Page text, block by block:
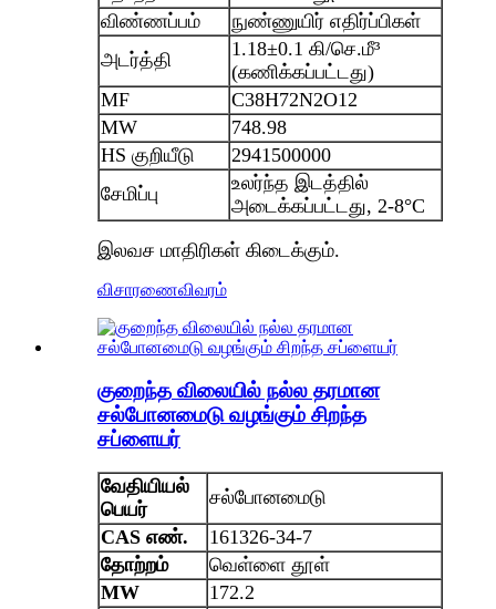
விண்ணப்பம்
நுண்ணுயிர் எதிர்ப்பிகள்
அடர்த்தி
1.18±0.1 கி/செ.மீ³
(கணிக்கப்பட்டது)
MF
C38H72N2O12
MW
748.98
HS குறியீடு
2941500000
சேமிப்பு
உலர்ந்த இடத்தில்
அடைக்கப்பட்டது, 2-8°C
இலவச மாதிரிகள் கிடைக்கும்.
விசாரணைவிவரம்
குறைந்த விலையில் நல்ல தரமான
சல்போனமைடு வழங்கும் சிறந்த
சப்ளையர்
வேதியியல்
பெயர்
சல்போனமைடு
CAS எண்.
161326-34-7
தோற்றம்
வெள்ளை தூள்
MW
172.2